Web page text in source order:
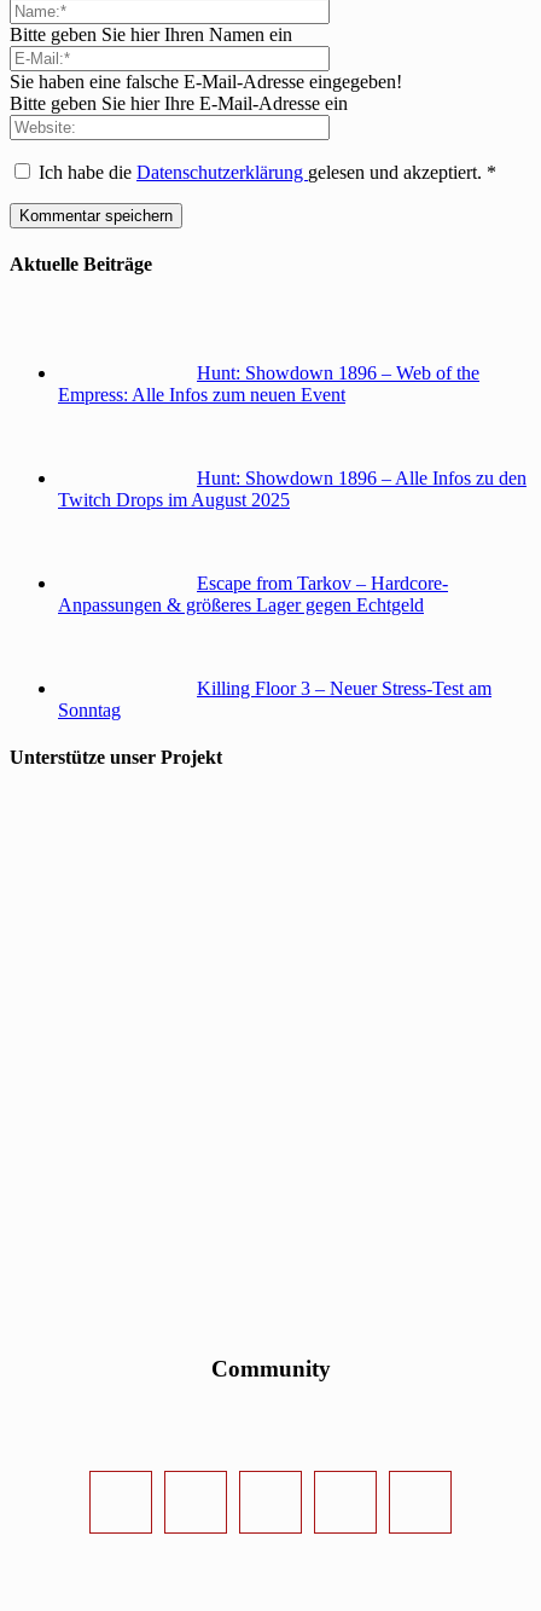
Bitte geben Sie hier Ihren Namen ein
Sie haben eine falsche E-Mail-Adresse eingegeben!
Bitte geben Sie hier Ihre E-Mail-Adresse ein
Ich habe die Datenschutzerklärung gelesen und akzeptiert. *
Aktuelle Beiträge
Hunt: Showdown 1896 – Web of the
Empress: Alle Infos zum neuen Event
Hunt: Showdown 1896 – Alle Infos zu den
Twitch Drops im August 2025
Escape from Tarkov – Hardcore-
Anpassungen & größeres Lager gegen Echtgeld
Killing Floor 3 – Neuer Stress-Test am
Sonntag
Unterstütze unser Projekt
Community